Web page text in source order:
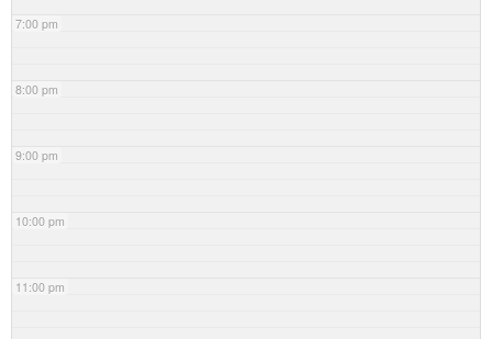
7:00 pm
8:00 pm
9:00 pm
10:00 pm
11:00 pm